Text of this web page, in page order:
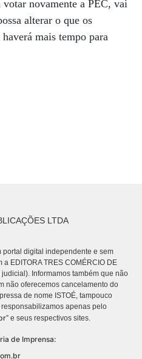
novamente a PEC, vai
alterar o que os
mais tempo para
LTDA
portal digital independente e sem
EDITORA TRES COMÉRCIO DE
Informamos também que não
não oferecemos cancelamento do
de nome ISTOÉ, tampouco
apenas pelo
” e seus respectivos sites.
de Imprensa: